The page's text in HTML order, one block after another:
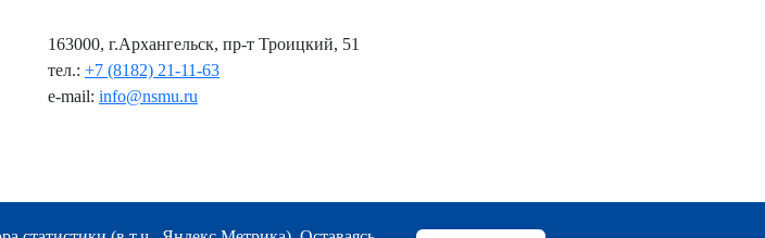
163000, г.Архангельск, пр-т Троицкий, 51
тел.: +7 (8182) 21-11-63
e-mail: info@nsmu.ru